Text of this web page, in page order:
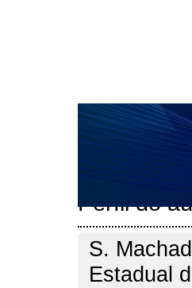
CAPA SOBRE
NOTÍCIAS
PORTAL
PARA AVALIADORES
Perfil do
S.
Estadual